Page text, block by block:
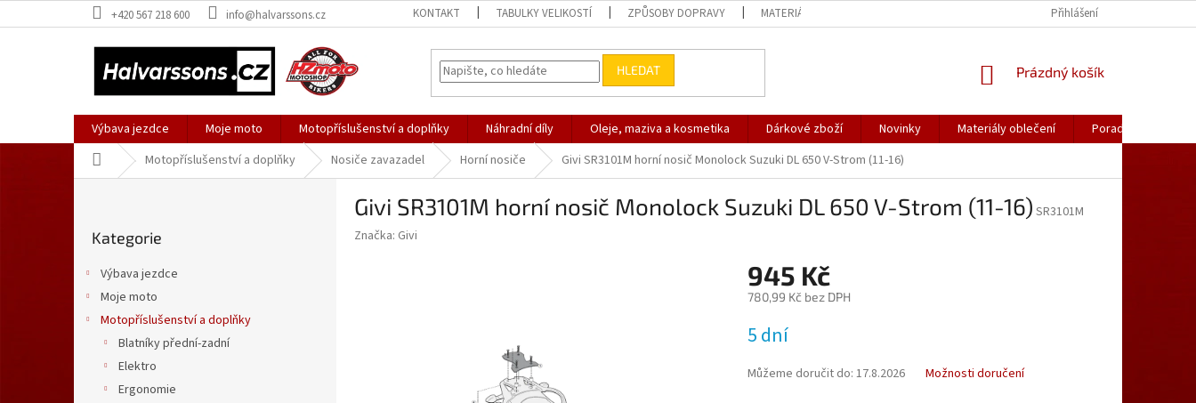
na
+420 567 218 600 info@halvarssons.cz KONTAKT TABULKY VELIKOSTÍ ZPŮSOBY DOPRAVY MATERIÁLY OBLEČENÍ KATALOGY (.PDF)Přihlášení
HLEDAT
NÁKUPNÍ
Prázdný košík
Výbava jezdce Moje moto Motopříslušenství a doplňky Náhradní díly Oleje, maziva a kosmetika Dárkové zboží Novinky Materiály oblečení Poradna
Domů Motopříslušenství a doplňky Nosiče zavazadel Horní nosiče Givi SR3101M horní nosič Monolock Suzuki DL 650 V-Strom (11-16)
kategorie
Kategorie
Výbava jezdce
Moje moto
Motopříslušenství a doplňky
Blatníky přední-zadní
Elektro
Ergonomie
Givi SR3101M horní nosič Monolock Suzuki DL 650 V-Strom (11-16) SR3101M
Značka: Givi
945 Kč
780,99 Kč bez DPH
cena:
5 dní
Můžeme doručit do: 17.8.2026 Možnosti doručení